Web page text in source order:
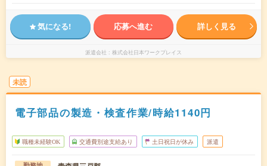
気になる! 応募へ進む 詳しく見る
派遣会社 株式会社日本ワークプレイス
未読
電子部品の製造・検査作業/時給1140円
職種未経験OK 交通費別途支給あり 土日祝日が休み 派遣